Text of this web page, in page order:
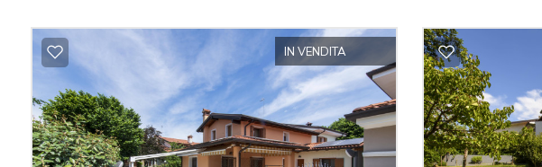
IN VENDITA
1
3